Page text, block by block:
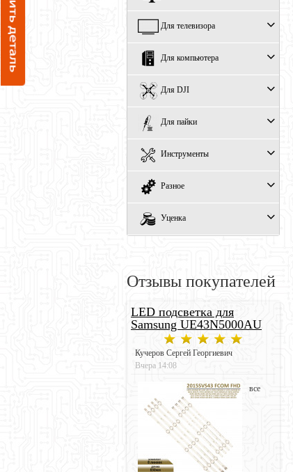
Для телевизора
Для компьютера
Для DJI
Для пайки
Инструменты
Разное
Уценка
Отзывы покупателей
LED подсветка для
Samsung UE43N5000AU
Кучеров Сергей Георгиевич
Вчера 14:08
все